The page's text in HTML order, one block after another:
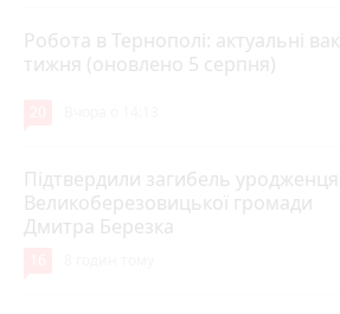
Робота в Тернополі: актуальні
тижня (оновлено 5 серпня)
Підтвердили загибель уродженця
Великоберезовицької громади
Дмитра Березка